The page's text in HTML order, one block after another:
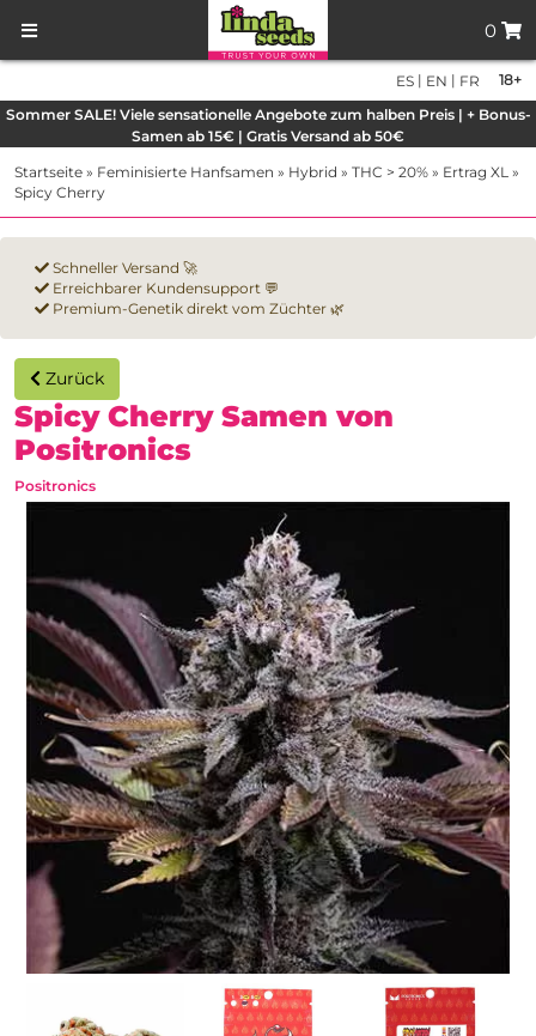
0
18+
ES | EN | FR
Sommer SALE! Viele sensationelle Angebote zum halben Preis | + Bonus-
Samen ab 15€ | Gratis Versand ab 50€
Startseite » Feminisierte Hanfsamen » Hybrid » THC > 20% » Ertrag XL »
Spicy Cherry
Schneller Versand 🚀
Erreichbarer Kundensupport 💬
Premium-Genetik direkt vom Züchter 🌿
Zurück
Spicy Cherry Samen von
Positronics
Positronics